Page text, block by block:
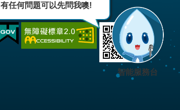
有任何問題可以先問我噢!
智能服務台